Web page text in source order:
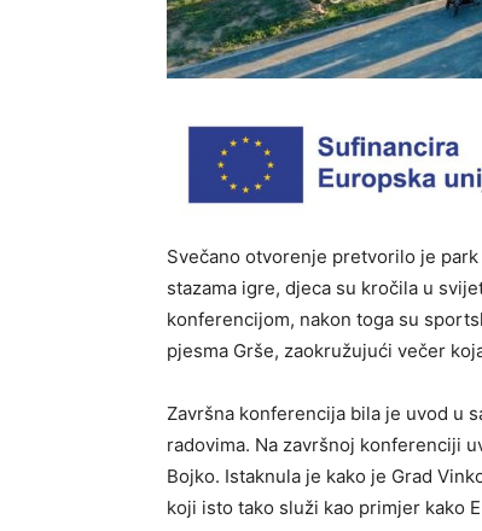
Svečano otvorenje pretvorilo je
stazama igre, djeca su kročila u
konferencijom, nakon toga su
pjesma Grše, zaokružujući večer
Završna konferencija bila je uvod u
radovima. Na završnoj konferenciji
Bojko. Istaknula je kako je Grad
koji isto tako služi kao primjer kako